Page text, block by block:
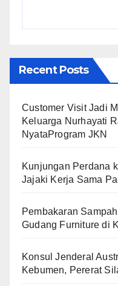
Recent Posts
Customer Visit Jadi
Keluarga Nurhayati
NyataProgram JKN
Kunjungan Perdana
Jajaki Kerja Sama
Pembakaran
Gudang Furniture di
Konsul Jenderal
Kebumen, Pererat